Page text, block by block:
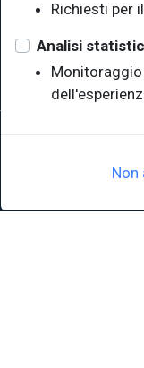
Sistema
EUT in cifre
P.IVA 00211830328 -
Richiesti per
Analisi
Non